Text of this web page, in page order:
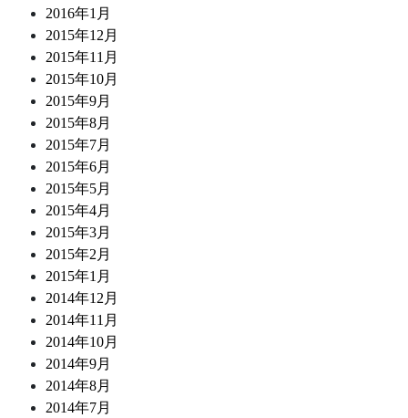
2016年1月
2015年12月
2015年11月
2015年10月
2015年9月
2015年8月
2015年7月
2015年6月
2015年5月
2015年4月
2015年3月
2015年2月
2015年1月
2014年12月
2014年11月
2014年10月
2014年9月
2014年8月
2014年7月